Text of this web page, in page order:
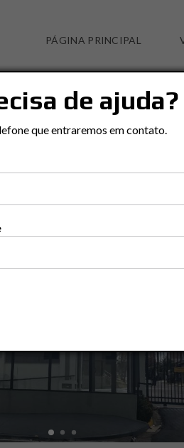
PÁGINA PRINCIPAL
JD. PAULISTA I
de ajuda?
que entraremos em contato.